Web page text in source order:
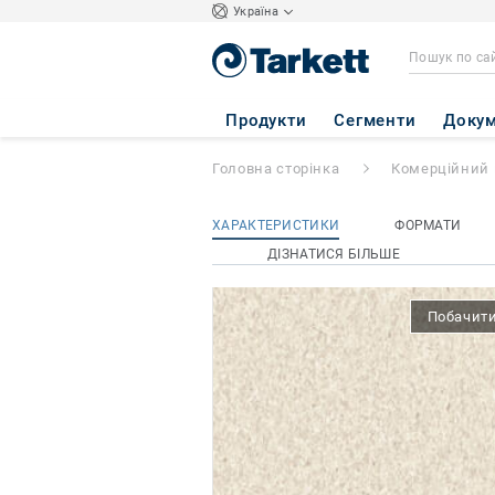
Україна
Продукти Сегменти
iQ GRANIT -
Головна сторінка Комерційний
ХАРАКТЕРИСТИКИ
ФОРМАТИ
ДІЗНАТИСЯ БІЛЬШЕ
Побачити